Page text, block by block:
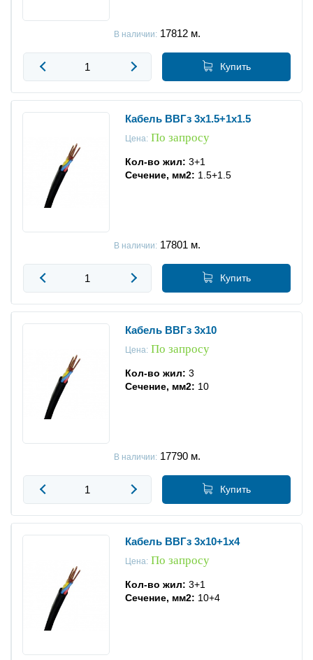
В наличии:17812 м.
Купить
Кабель ВВГз 3x1.5+1x1.5
Цена:По запросу
Кол-во жил: 3+1
Сечение, мм2: 1.5+1.5
В наличии:17801 м.
Купить
Кабель ВВГз 3x10
Цена:По запросу
Кол-во жил: 3
Сечение, мм2: 10
В наличии:17790 м.
Купить
Кабель ВВГз 3x10+1x4
Цена:По запросу
Кол-во жил: 3+1
Сечение, мм2: 10+4